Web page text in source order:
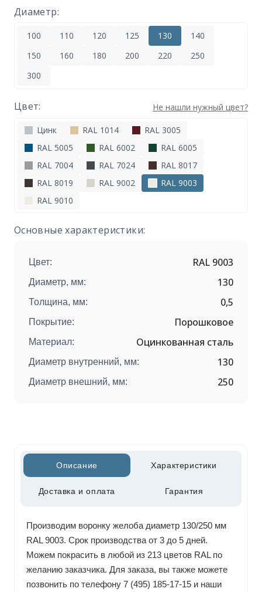
Диаметр:
100 110 120 125 130
140
150
160 180 200 220
250
300
Цвет: Не нашли нужный цвет?
Цинк RAL 1014
RAL 3005
RAL 5005
RAL 6002
RAL 6005
RAL 7004
RAL 7024
RAL 8017
RAL 8019
RAL 9002
RAL 9003
RAL 9010
Основные характеристики:
Цвет: RAL 9003
Диаметр, мм: 130
Толщина, мм: 0,5
Покрытие: Порошковое
Материал: Оцинкованная сталь
Диаметр внутренний, мм: 130
Диаметр внешний, мм: 250
Описание Характеристики
Доставка и оплата Гарантия
Производим воронку желоба диаметр 130/250 мм
RAL 9003. Срок производства от 3 до 5 дней.
Можем покрасить в любой из 213 цветов RAL по
желанию заказчика. Для заказа, вы также можете
позвонить по телефону 7 (495) 185-17-15 и наши